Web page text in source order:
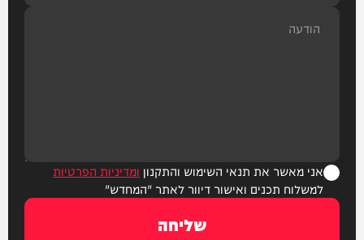
אני מאשר את תנאי השימוש והתקנון ומדיניות הפרטיות
למשלוח תכנים ואישור דיוור לאתר "המחדש"
שליחה